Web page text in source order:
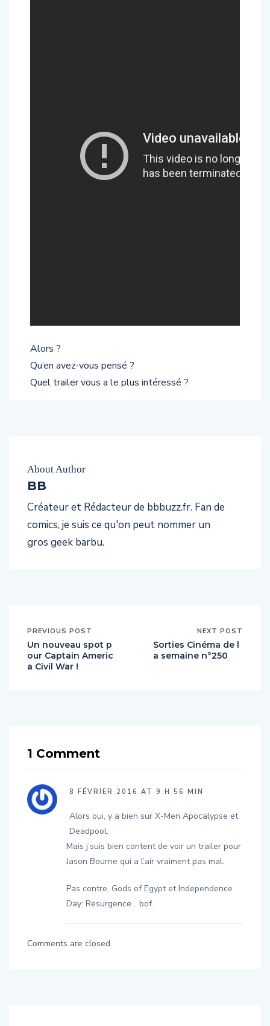
Alors ?
Qu’en avez-vous pensé ?
Quel trailer vous a le plus intéressé ?
About Author
BB
Créateur et Rédacteur de bbbuzz.fr. Fan de
comics, je suis ce qu'on peut nommer un
gros geek barbu.
PREVIOUS POST
Un nouveau spot p
our Captain Americ
a Civil War !
NEXT POST
Sorties Cinéma de l
a semaine n°250
1 Comment
8 FÉVRIER 2016 AT 9 H 56 MIN
Alors oui, y a bien sur X-Men Apocalypse et
Deadpool.
Mais j’suis bien content de voir un trailer pour
Jason Bourne qui a l’air vraiment pas mal.
Pas contre, Gods of Egypt et Independence
Day: Resurgence… bof.
Comments are closed.